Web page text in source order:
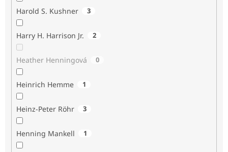
Harold S. Kushner 3
Harry H. Harrison Jr. 2
Heather Henningová 0
Heinrich Hemme 1
Heinz-Peter Röhr 3
Henning Mankell 1